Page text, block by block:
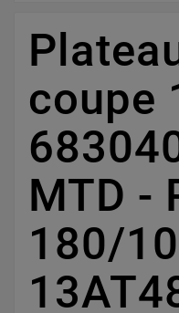
coupe
MTD -
180/